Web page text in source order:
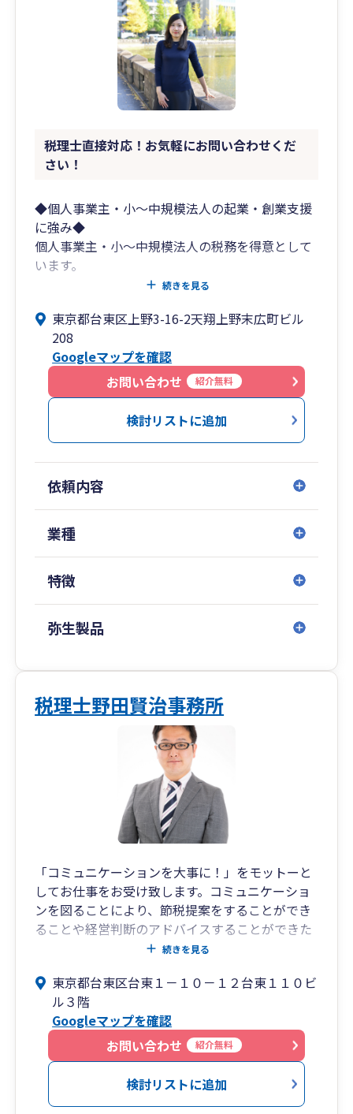
税理士直接対応！お気軽にお問い合わせくだ
さい！
◆個人事業主・小～中規模法人の起業・創業支援
に強み◆
個人事業主・小～中規模法人の税務を得意として
います。
中でも特に起業・創業したばかりの方、今後起
す。
創業前後はわからないことばかりで不安なことが
多いと思います。
みなさまの一番の相談相手として、起業・創業時
から事業発展期まで、わかりやく、丁寧にサポー
30代スタッフ数名で運営しています。
すべてのお客様を税理士本人が直接対応してお
り、担当者が頻繁に変わることはありません。
事務所です。
えて、長期的に信頼していただけるパートナーで
あり続けられるよう努めてまいります。
続きを見る
東京都台東区上野3-16-2天翔上野末広町ビル
208
Googleマップを確認
お問い合わせ
紹介無料
検討リストに追加
依頼内容
業種
特徴
弥生製品
税理士野田賢治事務所
「コミュニケーションを大事に！」をモットーと
してお仕事をお受け致します。コミュニケーショ
ンを図ることにより、節税提案をすることができ
ることや経営判断のアドバイスすることができた
りと、良いことが沢山あります。『ここまで考え
せていただきます。
サービス内容
・会計記帳代行業務
・決算前の納税予測、節税提案業務
・各種の会社税務、個人税務、相続税の税務書類
の作成業務
続きを見る
東京都台東区台東１－１０－１２台東１１０ビ
ル３階
Googleマップを確認
お問い合わせ
紹介無料
検討リストに追加